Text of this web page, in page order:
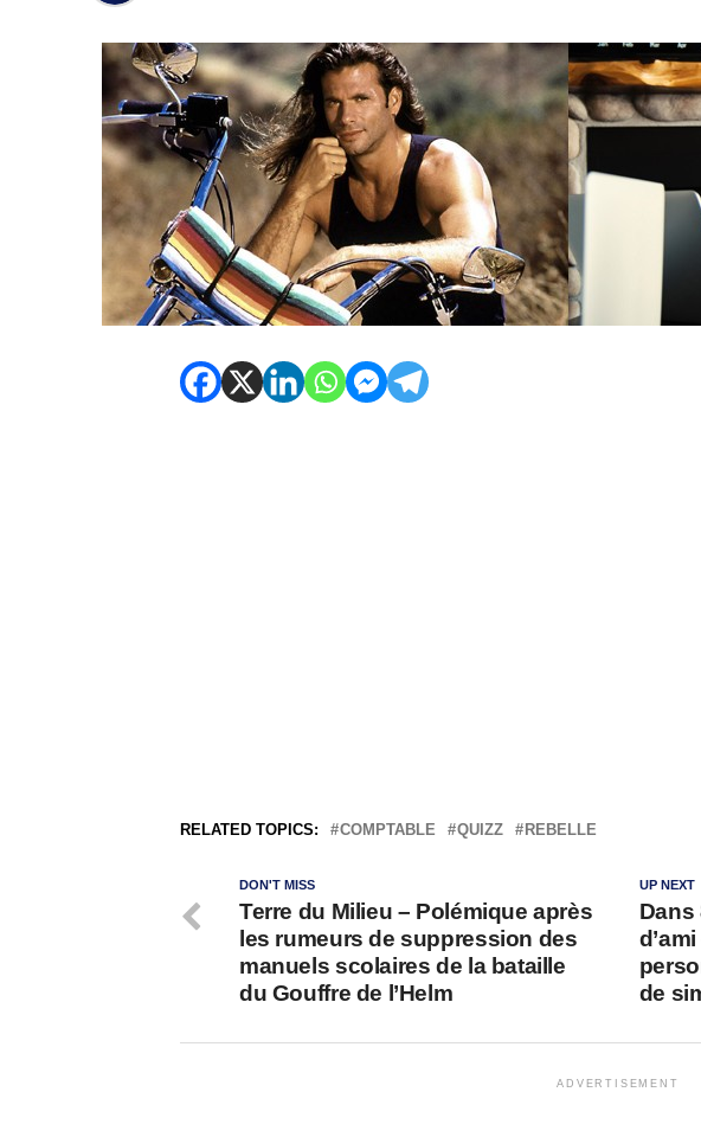
RELATED TOPICS: COMPTABLE QUIZZ REBELLE
UP NEXT
Dans
de
DON'T MISS
Terre du Milieu – Polémique après
les rumeurs de suppression des
manuels scolaires de la bataille
du Gouffre de l’Helm
ADVERTISEMENT